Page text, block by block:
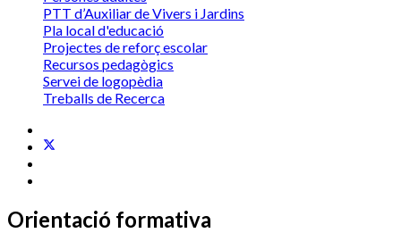
PTT d’Auxiliar de Vivers i Jardins
Pla local d'educació
Projectes de reforç escolar
Recursos pedagògics
Servei de logopèdia
Treballs de Recerca
Orientació formativa